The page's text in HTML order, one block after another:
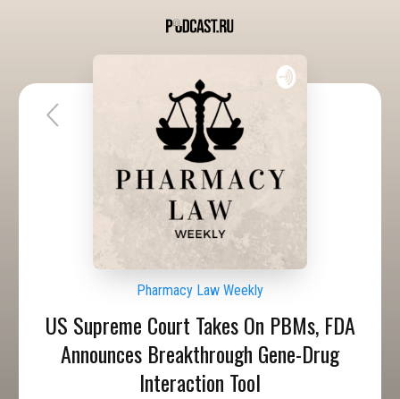
Pharmacy Law Weekly
US Supreme Court Takes On PBMs, FDA
Announces Breakthrough Gene-Drug
Interaction Tool